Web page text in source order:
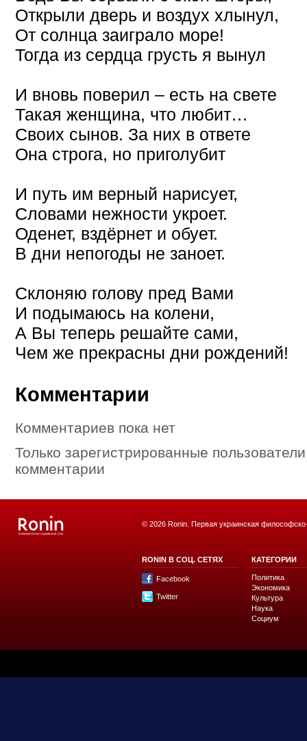
Открыли дверь и воздух хлынул,
От солнца заиграло море!
Тогда из сердца грусть я вынул
И вновь поверил – есть на свете
Такая женщина, что любит…
Своих сынов. За них в ответе
Она строга, но приголубит
И путь им верный нарисует,
Словами нежности укроет.
Оденет, вздёрнет и обует.
В дни непогоды не заноет.
Склоняю голову пред Вами
И подымаюсь на колени,
А Вы теперь решайте сами,
Чем же прекрасны дни рождений!
Комментарии
Комментариев пока нет
Только зарегистрированные
комментарии
© 2026 Ronin. Первая украинская
RONIN В СОЦ. СЕТЯХ
Facebook
Twitter
КАТЕГОРИИ
Политика
Экономика
Культура
Наука
Социум